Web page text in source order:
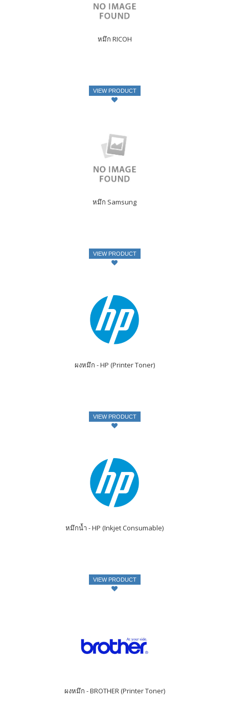
หมึก RICOH
VIEW PRODUCT
หมึก Samsung
VIEW PRODUCT
ผงหมึก - HP (Printer Toner)
VIEW PRODUCT
หมึกน้ำ - HP (Inkjet Consumable)
VIEW PRODUCT
ผงหมึก - BROTHER (Printer Toner)